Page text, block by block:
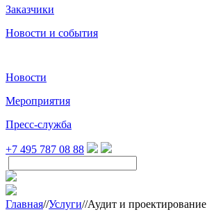
Заказчики
Новости и события
Новости
Мероприятия
Пресс-служба
+7 495 787 08 88
Главная//Услуги//Аудит и проектирование